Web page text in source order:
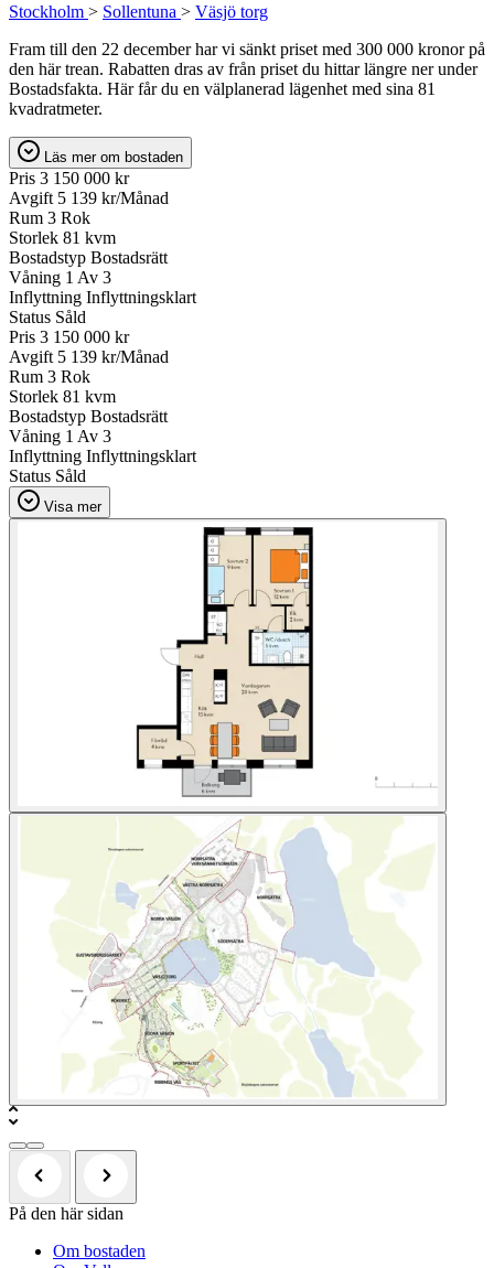
Stockholm > Sollentuna > Väsjö torg
Fram till den 22 december har vi sänkt priset med 300 000 kronor på
den här trean. Rabatten dras av från priset du hittar längre ner under
Bostadsfakta. Här får du en välplanerad lägenhet med sina 81
kvadratmeter.
Läs mer om bostaden
Pris 3 150 000 kr
Avgift 5 139 kr/Månad
Rum 3 Rok
Storlek 81 kvm
Bostadstyp Bostadsrätt
Våning 1 Av 3
Inflyttning Inflyttningsklart
Status Såld
Pris 3 150 000 kr
Avgift 5 139 kr/Månad
Rum 3 Rok
Storlek 81 kvm
Bostadstyp Bostadsrätt
Våning 1 Av 3
Inflyttning Inflyttningsklart
Status Såld
Visa mer
På den här sidan
Om bostaden